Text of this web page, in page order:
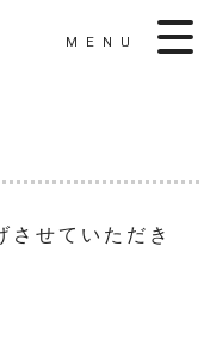
MENU
させていただき